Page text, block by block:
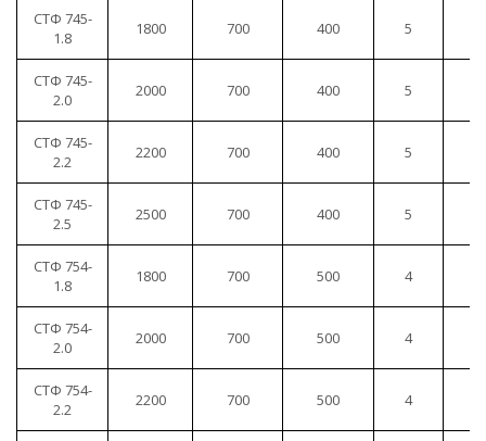
СТФ 745-
1.8
1800 700 400 5
СТФ 745-
2.0
2000 700 400 5
СТФ 745-
2.2
2200 700 400 5
СТФ 745-
2.5
2500 700 400 5
СТФ 754-
1.8
1800 700 500 4
СТФ 754-
2.0
2000 700 500 4
СТФ 754-
2.2
2200 700 500 4